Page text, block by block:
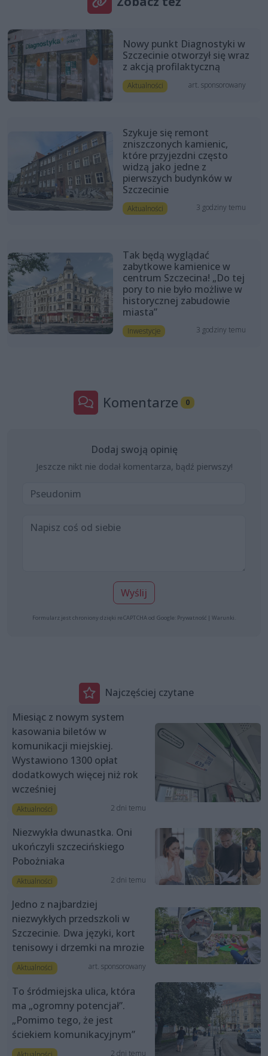
Nowy punkt Diagnostyki w
Szczecinie otworzył się wraz
z akcją profilaktyczną
Aktualności art. sponsorowany
Szykuje się remont
zniszczonych kamienic,
które przyjezdni często
widzą jako jedne z
pierwszych budynków w
Szczecinie
Aktualności 3 godziny temu
Tak będą wyglądać
zabytkowe kamienice w
centrum Szczecina! „Do tej
pory to nie było możliwe w
historycznej zabudowie
miasta”
Inwestycje 3 godziny temu
Komentarze 0
Dodaj swoją opinię
Jeszcze nikt nie dodał komentarza, bądź pierwszy!
Wyślij
Formularz jest chroniony dzięki reCAPTCHA od Google: Prywatność | Warunki
Najczęściej czytane
Miesiąc z nowym system
kasowania biletów w
komunikacji miejskiej.
Wystawiono 1300 opłat
dodatkowych więcej niż rok
wcześniej
Aktualności 2 dni temu
Niezwykła dwunastka. Oni
ukończyli szczecińskiego
Pobożniaka
Aktualności 2 dni temu
Jedno z najbardziej
niezwykłych przedszkoli w
Szczecinie. Dwa języki, kort
tenisowy i drzemki na mrozie
Aktualności art. sponsorowany
To śródmiejska ulica, która
ma „ogromny potencjał”.
„Pomimo tego, że jest
ściekiem komunikacyjnym”
2 dni temu